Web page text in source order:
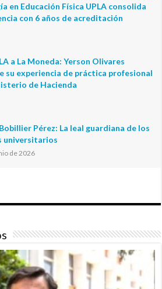
en Educación Física UPLA consolida
con 6 años de acreditación
a La Moneda: Yerson Olivares
su experiencia de práctica profesional
de Hacienda
Pérez: La leal guardiana de los
universitarios
de 2026